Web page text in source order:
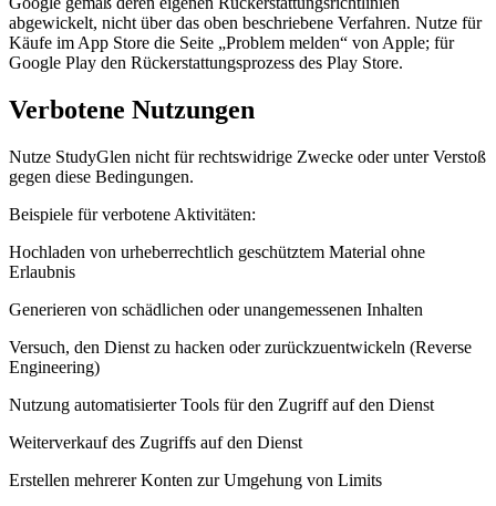
abgewickelt, nicht über das oben beschriebene Verfahren. Nutze für
Käufe im App Store die Seite „Problem melden“ von Apple; für
Google Play den Rückerstattungsprozess des Play Store.
Verbotene Nutzungen
Nutze StudyGlen nicht für rechtswidrige Zwecke oder unter Verstoß
gegen diese Bedingungen.
Beispiele für verbotene Aktivitäten:
Hochladen von urheberrechtlich geschütztem Material ohne
Erlaubnis
Generieren von schädlichen oder unangemessenen Inhalten
Versuch, den Dienst zu hacken oder zurückzuentwickeln (Reverse
Engineering)
Nutzung automatisierter Tools für den Zugriff auf den Dienst
Weiterverkauf des Zugriffs auf den Dienst
Erstellen mehrerer Konten zur Umgehung von Limits